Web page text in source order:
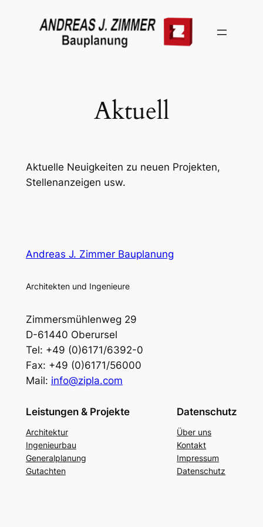
Aktuell
Aktuelle Neuigkeiten zu neuen Projekten,
Stellenanzeigen usw.
Andreas J. Zimmer Bauplanung
Architekten und Ingenieure
Zimmersmühlenweg 29
D-61440 Oberursel
Tel: +49 (0)6171/6392-0
Fax: +49 (0)6171/56000
Mail: info@zipla.com
Leistungen & Projekte
Architektur
Ingenieurbau
Generalplanung
Gutachten
Datenschutz
Über uns
Kontakt
Impressum
Datenschutz